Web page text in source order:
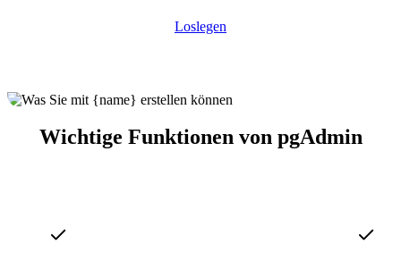
Loslegen
Wichtige Funktionen von pgAdmin